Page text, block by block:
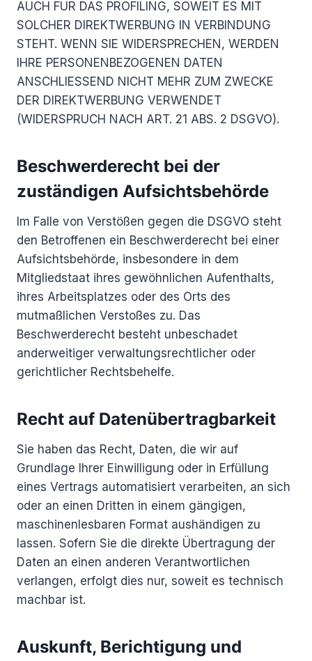
AUCH FÜR DAS PROFILING, SOWEIT ES MIT
SOLCHER DIREKTWERBUNG IN VERBINDUNG
STEHT. WENN SIE WIDERSPRECHEN, WERDEN
IHRE PERSONENBEZOGENEN DATEN
ANSCHLIESSEND NICHT MEHR ZUM ZWECKE
DER DIREKTWERBUNG VERWENDET
(WIDERSPRUCH NACH ART. 21 ABS. 2 DSGVO).
Beschwerde­recht bei der
zuständigen Aufsichts­behörde
Im Falle von Verstößen gegen die DSGVO steht
den Betroffenen ein Beschwerderecht bei einer
Aufsichtsbehörde, insbesondere in dem
Mitgliedstaat ihres gewöhnlichen Aufenthalts,
ihres Arbeitsplatzes oder des Orts des
mutmaßlichen Verstoßes zu. Das
Beschwerderecht besteht unbeschadet
anderweitiger verwaltungsrechtlicher oder
gerichtlicher Rechtsbehelfe.
Recht auf Daten­übertrag­barkeit
Sie haben das Recht, Daten, die wir auf
Grundlage Ihrer Einwilligung oder in Erfüllung
eines Vertrags automatisiert verarbeiten, an sich
oder an einen Dritten in einem gängigen,
maschinenlesbaren Format aushändigen zu
lassen. Sofern Sie die direkte Übertragung der
Daten an einen anderen Verantwortlichen
verlangen, erfolgt dies nur, soweit es technisch
machbar ist.
Auskunft, Berichtigung und